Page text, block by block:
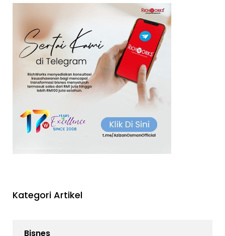
Kategori Artikel
Bisnes